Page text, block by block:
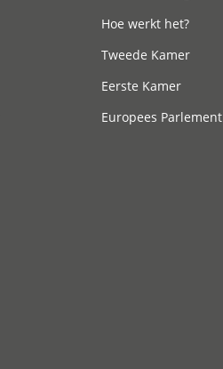
Hoe werkt het?
Tweede Kamer
Eerste Kamer
Europees Parlement